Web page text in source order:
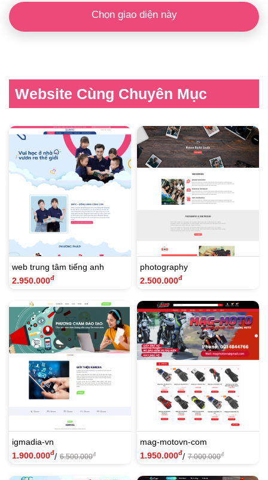
Chọn giao diện này
Website Cùng Chuyên Mục
web trung tâm tiếng anh
2.950.000đ
photography
2.500.000đ
igmadia-vn
1.900.000đ/ 6.500.000đ
mag-motovn-com
1.950.000đ/ 7.000.000đ